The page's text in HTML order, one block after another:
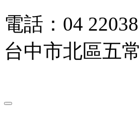
電話：04
台中市北區五